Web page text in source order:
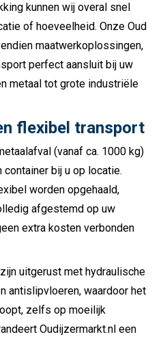
kunnen wij overal snel
of hoeveelheid. Onze Oud
maatwerkoplossingen,
perfect aansluit bij uw
metaal tot grote industriële
flexibel transport
(vanaf ca. 1000 kg)
bij u op locatie.
worden opgehaald,
afgestemd op uw
extra kosten verbonden
uitgerust met hydraulische
antislipvloeren, waardoor het
zelfs op moeilijk
Oudijzermarkt.nl een